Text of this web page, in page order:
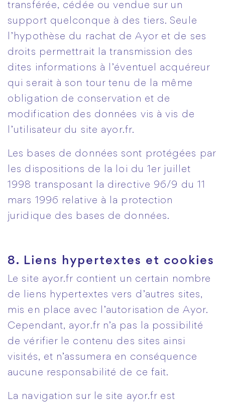
transférée, cédée ou vendue sur un
support quelconque à des tiers. Seule
l’hypothèse du rachat de Ayor et de ses
droits permettrait la transmission des
dites informations à l’éventuel acquéreur
qui serait à son tour tenu de la même
obligation de conservation et de
modification des données vis à vis de
l’utilisateur du site ayor.fr.
Les bases de données sont protégées par
les dispositions de la loi du 1er juillet
1998 transposant la directive 96/9 du 11
mars 1996 relative à la protection
juridique des bases de données.
8. Liens hypertextes et cookies
Le site ayor.fr contient un certain nombre
de liens hypertextes vers d’autres sites,
mis en place avec l’autorisation de Ayor.
Cependant, ayor.fr n’a pas la possibilité
de vérifier le contenu des sites ainsi
visités, et n’assumera en conséquence
aucune responsabilité de ce fait.
La navigation sur le site ayor.fr est